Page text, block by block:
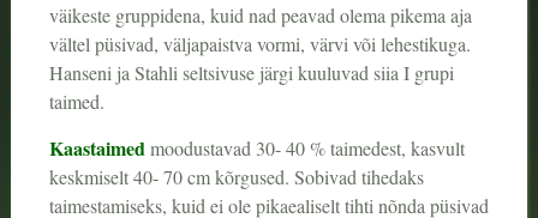
väikeste gruppidena, kuid nad peavad olema pikema aja
vältel püsivad, väljapaistva vormi, värvi või lehestikuga.
Hanseni ja Stahli seltsivuse järgi kuuluvad siia I grupi
taimed.
Kaastaimed moodustavad 30- 40 % taimedest, kasvult
keskmiselt 40- 70 cm kõrgused. Sobivad tihedaks
taimestamiseks, kuid ei ole pikaealiselt tihti nõnda püsivad